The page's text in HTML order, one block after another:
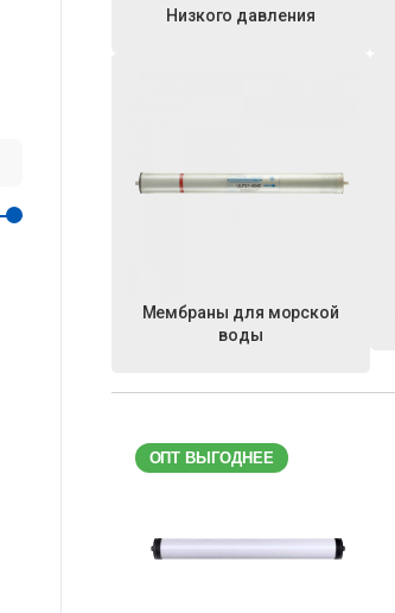
Низкого давления
Мембраны для морской
воды
ОПТ ВЫГОДНЕЕ